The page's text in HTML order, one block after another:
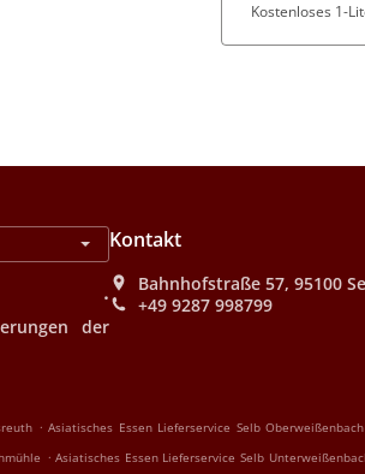
Kostenloses 1-
.
der
Kontakt
Bahnhofstraße 57, 95100
+49 9287 998799
. Asiatisches Essen Lieferservice Selb Oberweißenbach
. Asiatisches Essen Lieferservice Selb